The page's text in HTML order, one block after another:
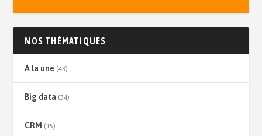
NOS THÉMATIQUES
À la une (43)
Big data (34)
CRM (15)